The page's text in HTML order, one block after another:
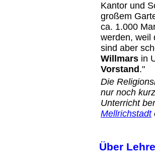
Kantor und
großem
ca. 1.000
werden, weil
sind aber
Willmars in
Vorstand ."
Die
nur noch
Unterricht
Mellrichstadt
Über